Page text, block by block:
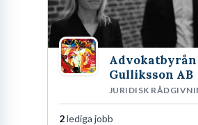
Advokatbyrån
Gulliksson AB
JURIDISK
2lediga jobb